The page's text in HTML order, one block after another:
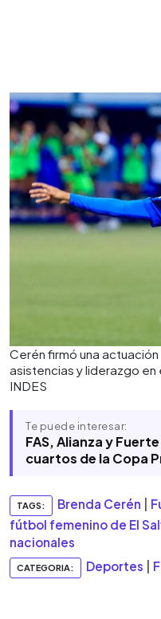
Cerén firmó una
asistencias y liderazgo
INDES
Te puede interesar:
FAS, Alianza y
cuartos de la Copa
TAGS: Brenda Cerén
fútbol femenino de El
nacionales
CATEGORIA: Deportes